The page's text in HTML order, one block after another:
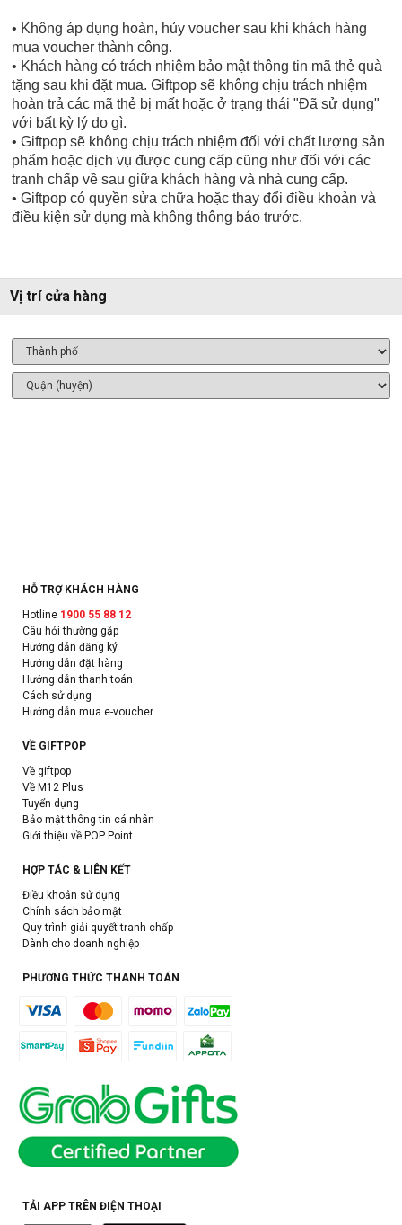
• Không áp dụng hoàn, hủy voucher sau khi khách hàng
mua voucher thành công.
• Khách hàng có trách nhiệm bảo mật thông tin mã thẻ quà
tặng sau khi đặt mua. Giftpop sẽ không chịu trách nhiệm
hoàn trả các mã thẻ bị mất hoặc ở trạng thái "Đã sử dụng"
với bất kỳ lý do gì.
• Giftpop sẽ không chịu trách nhiệm đối với chất lượng sản
phẩm hoặc dịch vụ được cung cấp cũng như đối với các
tranh chấp về sau giữa khách hàng và nhà cung cấp.
• Giftpop có quyền sửa chữa hoặc thay đổi điều khoản và
điều kiện sử dụng mà không thông báo trước.
Vị trí cửa hàng
HỖ TRỢ KHÁCH HÀNG
Hotline 1900 55 88 12
Câu hỏi thường gặp
Hướng dẫn đăng ký
Hướng dẫn đặt hàng
Hướng dẫn thanh toán
Cách sử dụng
Hướng dẫn mua e-voucher
VỀ GIFTPOP
Về giftpop
Về M12 Plus
Tuyển dụng
Bảo mật thông tin cá nhân
Giới thiệu về POP Point
HỢP TÁC & LIÊN KẾT
Điều khoản sử dụng
Chính sách bảo mật
Quy trình giải quyết tranh chấp
Dành cho doanh nghiệp
PHƯƠNG THỨC THANH TOÁN
TẢI APP TRÊN ĐIỆN THOẠI